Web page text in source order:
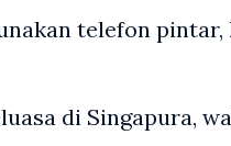
telefon
di Singapura,